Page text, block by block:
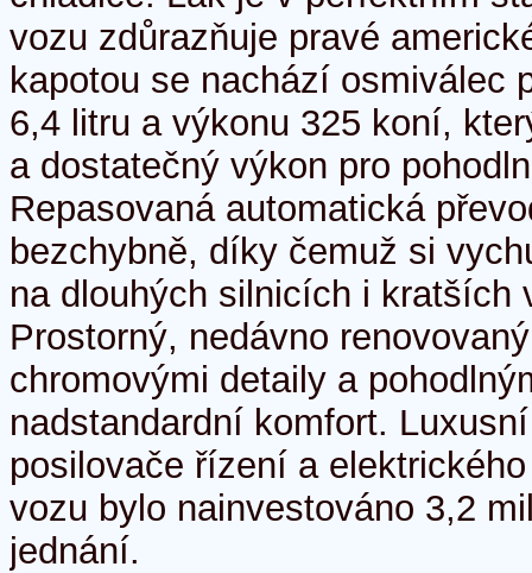
vozu zdůrazňuje pravé
kapotou se nachází osmiválec
6,4 litru a výkonu 325 koní,
a dostatečný výkon pro
Repasovaná automatická
bezchybně, díky čemuž si
na dlouhých silnicích i kratších
Prostorný, nedávno
chromovými detaily a
nadstandardní komfort.
posilovače řízení a
vozu bylo nainvestováno 3,2
jednání.